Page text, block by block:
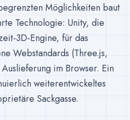
Möglichkeiten baut
Technologie: Unity, die
3D-Engine, für das
Webstandards (Three.js,
im Browser. Ein
weiterentwickeltes
Sackgasse.